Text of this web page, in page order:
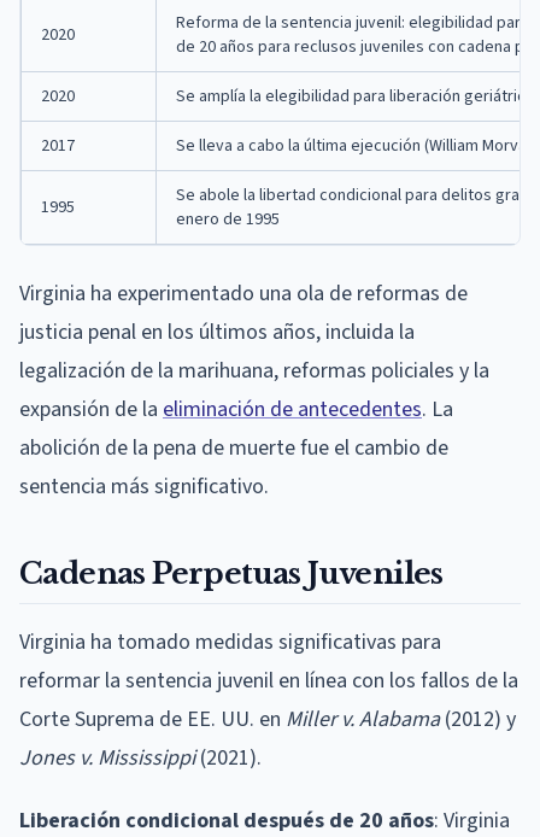
2020
Reforma de la sentencia juvenil: elegibilidad para
de 20 años para reclusos juveniles con cadena
2020 Se amplía la elegibilidad para liberación geriátrica
2017 Se lleva a cabo la última ejecución (William Morva)
1995
Se abole la libertad condicional para delitos
enero de 1995
Virginia ha experimentado una ola de reformas de
justicia penal en los últimos años, incluida la
legalización de la marihuana, reformas policiales y la
expansión de la eliminación de antecedentes. La
abolición de la pena de muerte fue el cambio de
sentencia más significativo.
Cadenas Perpetuas Juveniles
Virginia ha tomado medidas significativas para
reformar la sentencia juvenil en línea con los fallos de la
Corte Suprema de EE. UU. en Miller v. Alabama(2012) y
Jones v. Mississippi(2021).
Liberación condicional después de 20 años: Virginia